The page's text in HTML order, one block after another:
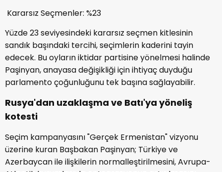
Kararsız Seçmenler: %23
Yüzde 23 seviyesindeki kararsız seçmen kitlesinin
sandık başındaki tercihi, seçimlerin kaderini tayin
edecek. Bu oyların iktidar partisine yönelmesi halinde
Paşinyan, anayasa değişikliği için ihtiyaç duyduğu
parlamento çoğunluğunu tek başına sağlayabilir.
Rusya'dan uzaklaşma ve Batı'ya yöneliş
kotesti
Seçim kampanyasını "Gerçek Ermenistan" vizyonu
üzerine kuran Başbakan Paşinyan; Türkiye ve
Azerbaycan ile ilişkilerin normalleştirilmesini, Avrupa-